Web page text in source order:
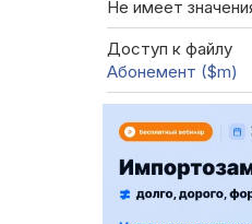
Не имеет
Доступ к файлу
Абонемент ($m)